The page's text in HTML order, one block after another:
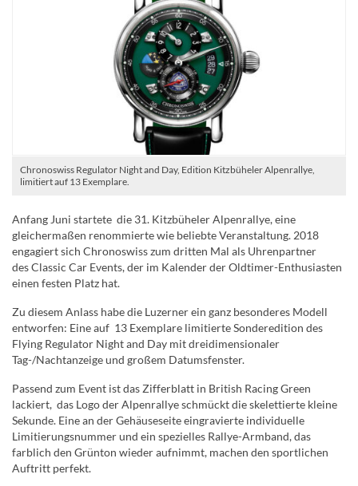
Chronoswiss Regulator Night and Day, Edition Kitzbüheler Alpenrallye,
limitiert auf 13 Exemplare.
Anfang Juni startete die 31. Kitzbüheler Alpenrallye, eine
gleichermaßen renommierte wie beliebte Veranstaltung. 2018
engagiert sich Chronoswiss zum dritten Mal als Uhrenpartner
des Classic Car Events, der im Kalender der Oldtimer-Enthusiasten
einen festen Platz hat.
Zu diesem Anlass habe die Luzerner ein ganz besonderes Modell
entworfen: Eine auf 13 Exemplare limitierte Sonderedition des
Flying Regulator Night and Day mit dreidimensionaler
Tag-/Nachtanzeige und großem Datumsfenster.
Passend zum Event ist das Zifferblatt in British Racing Green
lackiert, das Logo der Alpenrallye schmückt die skelettierte kleine
Sekunde. Eine an der Gehäuseseite eingravierte individuelle
Limitierungsnummer und ein spezielles Rallye-Armband, das
farblich den Grünton wieder aufnimmt, machen den sportlichen
Auftritt perfekt.